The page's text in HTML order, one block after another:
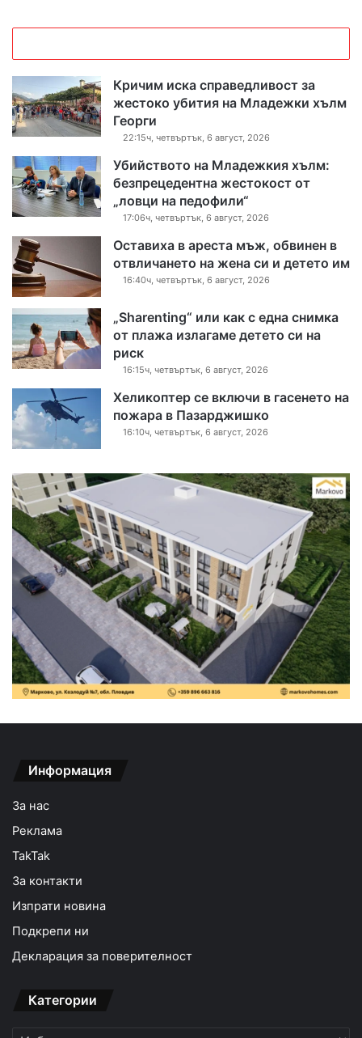
Кричим иска справедливост за
жестоко убития на Младежки хълм
Георги
22:15ч, четвъртък, 6 август, 2026
Убийството на Младежкия хълм:
безпрецедентна жестокост от
„ловци на педофили“
17:06ч, четвъртък, 6 август, 2026
Оставиха в ареста мъж, обвинен в
отвличането на жена си и детето им
16:40ч, четвъртък, 6 август, 2026
„Sharenting“ или как с една снимка
от плажа излагаме детето си на
риск
16:15ч, четвъртък, 6 август, 2026
Хеликоптер се включи в гасенето на
пожара в Пазарджишко
16:10ч, четвъртък, 6 август, 2026
Информация
За нас
Реклама
TakTak
За контакти
Изпрати новина
Подкрепи ни
Декларация за поверителност
Категории